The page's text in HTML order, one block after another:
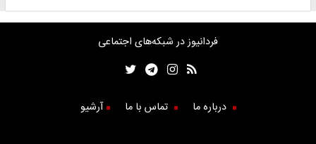
فردانیوز در شبکه‌های اجتماعی
درباره ما تماس با ما آرشیو